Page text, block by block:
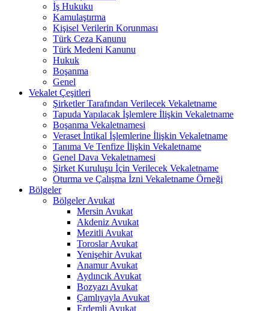
İş Hukuku
Kamulaştırma
Kişisel Verilerin Korunması
Türk Ceza Kanunu
Türk Medeni Kanunu
Hukuk
Boşanma
Genel
Vekalet Çeşitleri
Şirketler Tarafından Verilecek Vekaletname
Tapuda Yapılacak İşlemlere İlişkin Vekaletname
Boşanma Vekaletnamesi
Veraset İntikal İşlemlerine İlişkin Vekaletname
Tanıma Ve Tenfize İlişkin Vekaletname
Genel Dava Vekaletnamesi
Şirket Kuruluşu İçin Verilecek Vekaletname
Oturma ve Çalışma İzni Vekaletname Örneği
Bölgeler
Bölgeler Avukat
Mersin Avukat
Akdeniz Avukat
Mezitli Avukat
Toroslar Avukat
Yenişehir Avukat
Anamur Avukat
Aydıncık Avukat
Bozyazı Avukat
Çamlıyayla Avukat
Erdemli Avukat